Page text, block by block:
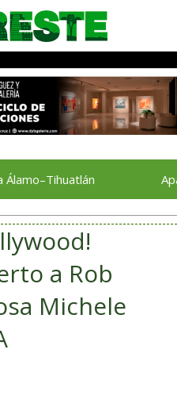
a Rob
Michele